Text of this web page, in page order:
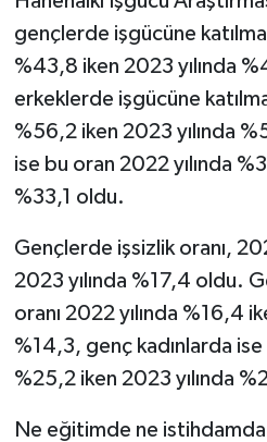
gençlerde işgücüne katılma
%43,8 iken 2023 yılında
erkeklerde işgücüne
%56,2 iken 2023 yılında
ise bu oran 2022 yılında
%33,1 oldu.
Gençlerde işsizlik oranı,
2023 yılında %17,4 oldu.
oranı 2022 yılında %16,4
%14,3, genç kadınlarda ise
%25,2 iken 2023 yılında
Ne eğitimde ne